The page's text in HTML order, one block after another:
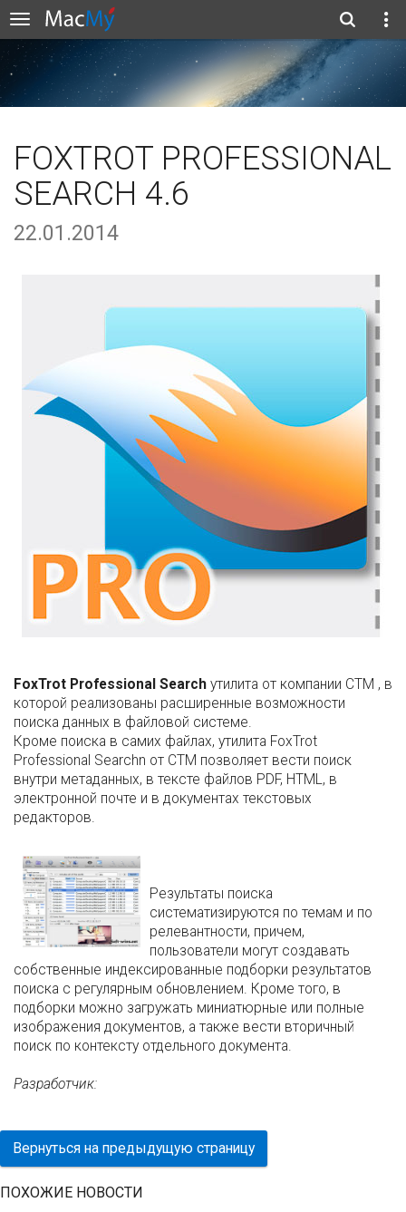
FOXTROT PROFESSIONAL
SEARCH 4.6
22.01.2014
FoxTrot Professional Search утилита от компании CTM , в
которой реализованы расширенные возможности
поиска данных в файловой системе.
Кроме поиска в самих файлах, утилита FoxTrot
Professional Searchn от CTM позволяет вести поиск
внутри метаданных, в тексте файлов PDF, HTML, в
электронной почте и в документах текстовых
редакторов.
Результаты поиска
систематизируются по темам и по
релевантности, причем,
пользователи могут создавать
собственные индексированные подборки результатов
поиска с регулярным обновлением. Кроме того, в
подборки можно загружать миниатюрные или полные
изображения документов, а также вести вторичный
поиск по контексту отдельного документа.
Разработчик:
Вернуться на предыдущую страницу
ПОХОЖИЕ НОВОСТИ